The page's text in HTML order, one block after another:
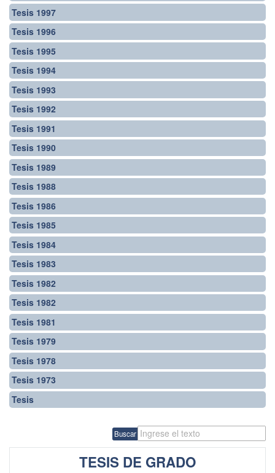
Tesis 1997
Tesis 1996
Tesis 1995
Tesis 1994
Tesis 1993
Tesis 1992
Tesis 1991
Tesis 1990
Tesis 1989
Tesis 1988
Tesis 1986
Tesis 1985
Tesis 1984
Tesis 1983
Tesis 1982
Tesis 1982
Tesis 1981
Tesis 1979
Tesis 1978
Tesis 1973
Tesis
Buscar
TESIS DE GRADO